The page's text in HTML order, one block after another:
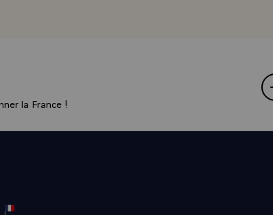
du milieu, que du sens de la
d'amour pour leur pays, pour leur petit
de la "ville sans croissance". Je ne
la France !